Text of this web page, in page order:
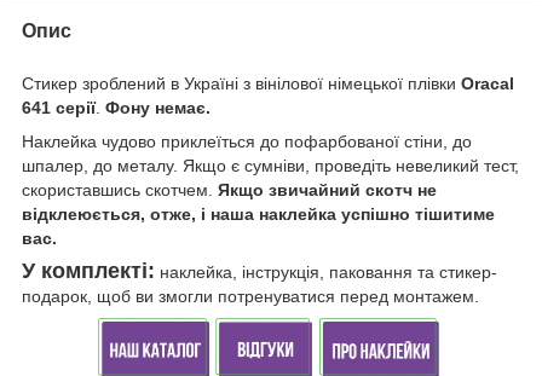
Опис
Стикер зроблений в Україні з вінілової німецької плівки Oracal
641 серії. Фону немає.
Наклейка чудово приклеїться до пофарбованої стіни, до
шпалер, до металу. Якщо є сумніви, проведіть невеликий тест,
скориставшись скотчем. Якщо звичайний скотч не
відклеюється, отже, і наша наклейка успішно тішитиме
вас.
У комплекті: наклейка, інструкція, паковання та стикер-
подарок, щоб ви змогли потренуватися перед монтажем.